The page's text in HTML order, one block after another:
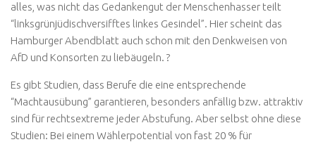
alles, was nicht das Gedankengut der Menschenhasser teilt
“linksgrünjüdischversifftes linkes Gesindel”. Hier scheint das
Hamburger Abendblatt auch schon mit den Denkweisen von
AfD und Konsorten zu liebäugeln. ?
Es gibt Studien, dass Berufe die eine entsprechende
“Machtausübung” garantieren, besonders anfällig bzw. attraktiv
sind für rechtsextreme jeder Abstufung. Aber selbst ohne diese
Studien: Bei einem Wählerpotential von fast 20 % für